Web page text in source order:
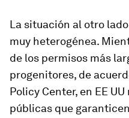
La situación al otro
muy heterogénea.
de los permisos más
progenitores, de
Policy Center, en EE
públicas que